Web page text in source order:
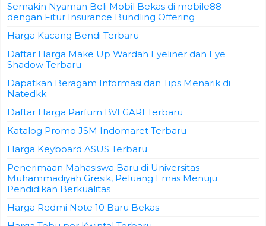
Semakin Nyaman Beli Mobil Bekas di mobile88
dengan Fitur Insurance Bundling Offering
Harga Kacang Bendi Terbaru
Daftar Harga Make Up Wardah Eyeliner dan Eye
Shadow Terbaru
Dapatkan Beragam Informasi dan Tips Menarik di
Natedkk
Daftar Harga Parfum BVLGARI Terbaru
Katalog Promo JSM Indomaret Terbaru
Harga Keyboard ASUS Terbaru
Penerimaan Mahasiswa Baru di Universitas
Muhammadiyah Gresik, Peluang Emas Menuju
Pendidikan Berkualitas
Harga Redmi Note 10 Baru Bekas